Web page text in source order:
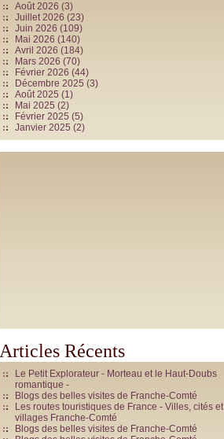
Août 2026 (3)
Juillet 2026 (23)
Juin 2026 (109)
Mai 2026 (140)
Avril 2026 (184)
Mars 2026 (70)
Février 2026 (44)
Décembre 2025 (3)
Août 2025 (1)
Mai 2025 (2)
Février 2025 (5)
Janvier 2025 (2)
Articles Récents
Le Petit Explorateur - Morteau et le Haut-Doubs
romantique -
Blogs des belles visites de Franche-Comté
Les routes touristiques de France - Villes, cités et
villages Franche-Comté
Blogs des belles visites de Franche-Comté